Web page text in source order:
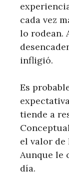
cada vez
lo rodean.
infligió.
Es
tiende a
el valor de
Aunque le
día.